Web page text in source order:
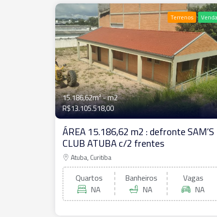
Terrenos Venda
15.186,62m²- m2
R$13.105.518,00
ÁREA 15.186,62 m2 : defronte SAM’S
CLUB ATUBA c/2 frentes
Atuba, Curitiba
Quartos
NA
Banheiros
NA
Vagas
NA